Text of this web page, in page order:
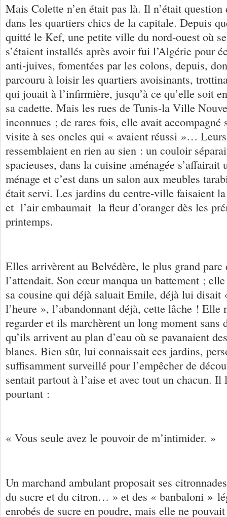
Mais Colette n’en était pas là. Il n’était question
dans les quartiers chics de la capitale. Depuis
quitté le Kef, une petite ville du nord-ouest où
s’étaient installés après avoir fui l’Algérie pour
anti-juives, fomentées par les colons, depuis,
parcouru à loisir les quartiers avoisinants,
qui jouait à l’infirmière, jusqu’à ce qu’elle soit
sa cadette. Mais les rues de Tunis-la Ville
inconnues ; de rares fois, elle avait accompagné
visite à ses oncles qui « avaient réussi »…
ressemblaient en rien au sien : un couloir
spacieuses, dans la cuisine aménagée s’affairait
ménage et c’est dans un salon aux meubles
était servi. Les jardins du centre-ville faisaient
et l’air embaumait la fleur d’oranger dès les
printemps.
Elles arrivèrent au Belvédère, le plus grand
l’attendait. Son cœur manqua un battement ; elle
sa cousine qui déjà saluait Emile, déjà lui disait
l’heure », l’abandonnant déjà, cette lâche ! Elle
regarder et ils marchèrent un long moment sans
qu’ils arrivent au plan d’eau où se pavanaient
blancs. Bien sûr, lui connaissait ces jardins,
suffisamment surveillé pour l’empêcher de
sentait partout à l’aise et avec tout un chacun.
pourtant :
« Vous seule avez le pouvoir de m’intimider. »
Un marchand ambulant proposait ses
du sucre et du citron… » et des « banbaloni »
enrobés de sucre en poudre, mais elle ne